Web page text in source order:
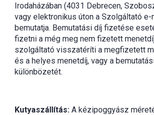
Irodaházában (4031 Debrecen,
vagy elektronikus úton a Szolgáltató e-
bemutatja. Bemutatási díj fizetése
fizetni a még meg nem fizetett
szolgáltató visszatéríti a megfizetett
és a helyes menetdíj, vagy a
különbözetét.
Kutyaszállítás: A kézipoggyász